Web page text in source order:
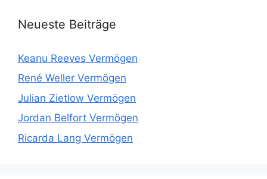
Neueste Beiträge
Keanu Reeves Vermögen
René Weller Vermögen
Julian Zietlow Vermögen
Jordan Belfort Vermögen
Ricarda Lang Vermögen